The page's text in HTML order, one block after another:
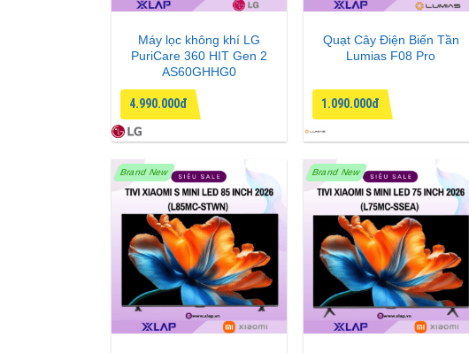
Máy lọc không khí LG
PuriCare 360 HIT Gen 2
AS60GHHG0
4.990.000đ
Quạt Cây Điện Biến Tần
Lumias F08 Pro
1.090.000đ
Brand New Brand New